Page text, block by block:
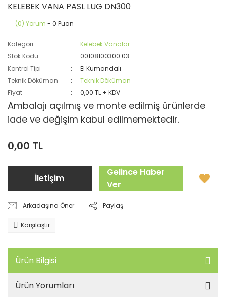
KELEBEK VANA PASL LUG DN300
(0) Yorum - 0 Puan
Kategori
Kelebek Vanalar
Stok Kodu
00108100300.03
Kontrol Tipi
El Kumandalı
Teknik Döküman
Teknik Döküman
Fiyat
0,00 TL + KDV
Ambalajı açılmış ve monte edilmiş ürünlerde
iade ve değişim kabul edilmemektedir.
0,00 TL
İletişim
Gelince Haber
Ver
Arkadaşına Öner Paylaş
Karşılaştır
Ürün Bilgisi
Ürün Yorumları